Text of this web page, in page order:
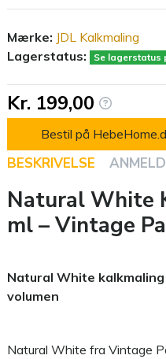
BESKRIVELSE
Natural White
ml – Vintage
Natural White
volumen
Natural White fra Vintage
Mærke: JDL Kalkmaling
Lagerstatus:
Se lagerstatus
Kr. 199,00
Bestil på